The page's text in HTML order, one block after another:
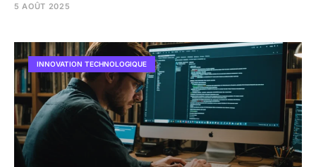
5 AOÛT 2025
INNOVATION TECHNOLOGIQUE